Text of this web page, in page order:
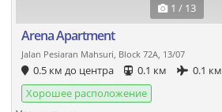
1 / 13
Arena Apartment
Jalan Pesiaran Mahsuri, Block 72A, 13/07
0.5 км до центра 0.1 км
0.1 км
Хорошее расположение